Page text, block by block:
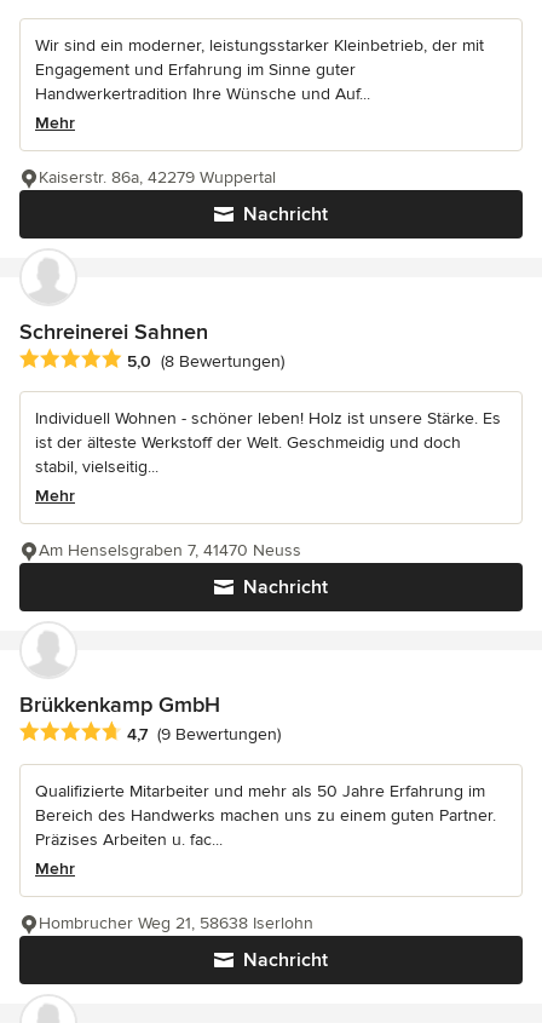
Wir sind ein moderner, leistungsstarker Kleinbetrieb, der mit
Engagement und Erfahrung im Sinne guter
Handwerkertradition Ihre Wünsche und Auf...
Mehr
Nachricht
Kaiserstr. 86a, 42279 Wuppertal
Schreinerei Sahnen
Durchschnittliche Bewertung: 5 von 5 Sternen
5,0 (8 Bewertungen)
Individuell Wohnen - schöner leben! Holz ist unsere Stärke. Es
ist der älteste Werkstoff der Welt. Geschmeidig und doch
stabil, vielseitig...
Mehr
Nachricht
Am Henselsgraben 7, 41470 Neuss
Brükkenkamp GmbH
Durchschnittliche Bewertung: 4.7 von 5 Sternen
4,7 (9 Bewertungen)
Qualifizierte Mitarbeiter und mehr als 50 Jahre Erfahrung im
Bereich des Handwerks machen uns zu einem guten Partner.
Präzises Arbeiten u. fac...
Mehr
Nachricht
Hombrucher Weg 21, 58638 Iserlohn